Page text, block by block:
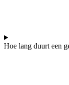
Hoe lang duurt een